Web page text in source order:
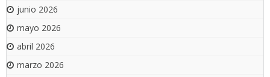
junio 2026
mayo 2026
abril 2026
marzo 2026